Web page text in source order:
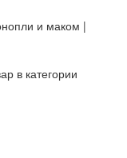
в категории